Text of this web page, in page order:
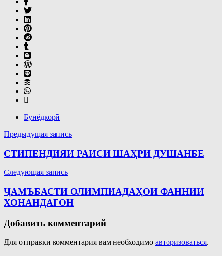
Бунёдкорӣ
Навигация
по
записям
Предыдущая запись
СТИПЕНДИЯИ РАИСИ ШАҲРИ ДУШАНБЕ
Следующая запись
ҶАМЪБАСТИ ОЛИМПИАДАҲОИ ФАННИИ
ХОНАНДАГОН
Добавить комментарий
Для отправки комментария вам необходимо авторизоваться.